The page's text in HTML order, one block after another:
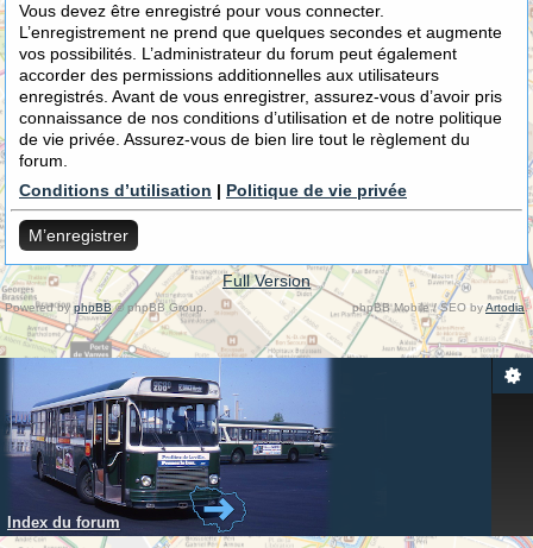
Vous devez être enregistré pour vous connecter.
L’enregistrement ne prend que quelques secondes et augmente
vos possibilités. L’administrateur du forum peut également
accorder des permissions additionnelles aux utilisateurs
enregistrés. Avant de vous enregistrer, assurez-vous d’avoir pris
connaissance de nos conditions d’utilisation et de notre politique
de vie privée. Assurez-vous de bien lire tout le règlement du
forum.
Conditions d’utilisation | Politique de vie privée
M’enregistrer
Full Version
Powered byphpBB© phpBB Group. phpBB Mobile / SEO byArtodia.
Index du forum